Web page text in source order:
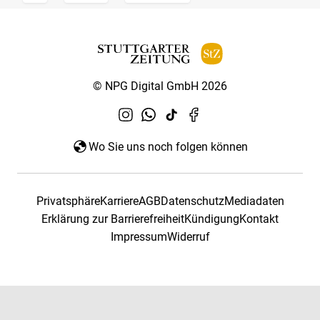
© NPG Digital GmbH 2026
Wo Sie uns noch folgen können
PrivatsphäreKarriereAGBDatenschutzMediadaten
Erklärung zur BarrierefreiheitKündigungKontakt
ImpressumWiderruf